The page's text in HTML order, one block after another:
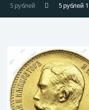
5 рублей
5 рублей